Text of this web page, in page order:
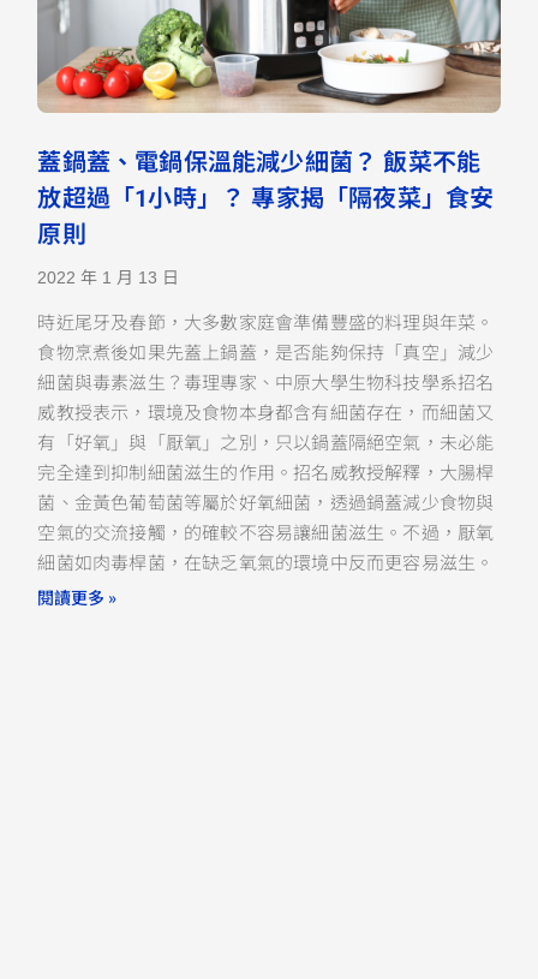
蓋鍋蓋、電鍋保溫能減少細菌？ 飯菜不能
放超過「1小時」？ 專家揭「隔夜菜」食安
原則
2022 年 1 月 13 日
時近尾牙及春節，大多數家庭會準備豐盛的料理與年菜。
食物烹煮後如果先蓋上鍋蓋，是否能夠保持「真空」減少
細菌與毒素滋生？毒理專家、中原大學生物科技學系招名
威教授表示，環境及食物本身都含有細菌存在，而細菌又
有「好氧」與「厭氧」之別，只以鍋蓋隔絕空氣，未必能
完全達到抑制細菌滋生的作用。招名威教授解釋，大腸桿
菌、金黃色葡萄菌等屬於好氧細菌，透過鍋蓋減少食物與
空氣的交流接觸，的確較不容易讓細菌滋生。不過，厭氧
細菌如肉毒桿菌，在缺乏氧氣的環境中反而更容易滋生。
閱讀更多 »